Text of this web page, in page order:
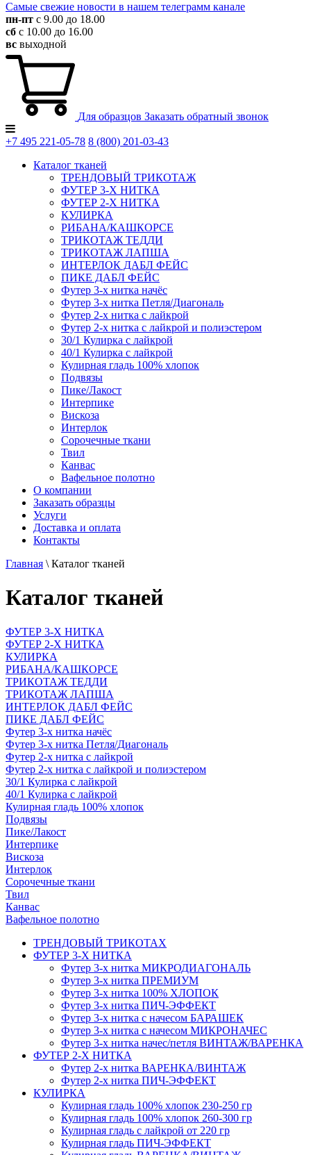
Самые свежие новости в нашем телеграмм канале
пн-пт с 9.00 до 18.00
сб с 10.00 до 16.00
вс выходной
Для образцов Заказать обратный звонок
+7 495 221-05-78 8 (800) 201-03-43
Каталог тканей
ТРЕНДОВЫЙ ТРИКОТАЖ
ФУТЕР 3-Х НИТКА
ФУТЕР 2-Х НИТКА
КУЛИРКА
РИБАНА/КАШКОРСЕ
ТРИКОТАЖ ТЕДДИ
ТРИКОТАЖ ЛАПША
ИНТЕРЛОК ДАБЛ ФЕЙС
ПИКЕ ДАБЛ ФЕЙС
Футер 3-х нитка начёс
Футер 3-х нитка Петля/Диагональ
Футер 2-х нитка с лайкрой
Футер 2-х нитка с лайкрой и полиэстером
30/1 Кулирка с лайкрой
40/1 Кулирка с лайкрой
Кулирная гладь 100% хлопок
Подвязы
Пике/Лакост
Интерпике
Вискоза
Интерлок
Сорочечные ткани
Твил
Канвас
Вафельное полотно
О компании
Заказать образцы
Услуги
Доставка и оплата
Контакты
Главная \ Каталог тканей
Каталог тканей
ФУТЕР 3-Х НИТКА
ФУТЕР 2-Х НИТКА
КУЛИРКА
РИБАНА/КАШКОРСЕ
ТРИКОТАЖ ТЕДДИ
ТРИКОТАЖ ЛАПША
ИНТЕРЛОК ДАБЛ ФЕЙС
ПИКЕ ДАБЛ ФЕЙС
Футер 3-х нитка начёс
Футер 3-х нитка Петля/Диагональ
Футер 2-х нитка с лайкрой
Футер 2-х нитка с лайкрой и полиэстером
30/1 Кулирка с лайкрой
40/1 Кулирка с лайкрой
Кулирная гладь 100% хлопок
Подвязы
Пике/Лакост
Интерпике
Вискоза
Интерлок
Сорочечные ткани
Твил
Канвас
Вафельное полотно
ТРЕНДОВЫЙ ТРИКОТАХ
ФУТЕР 3-Х НИТКА
Футер 3-х нитка МИКРОДИАГОНАЛЬ
Футер 3-х нитка ПРЕМИУМ
Футер 3-х нитка 100% ХЛОПОК
Футер 3-х нитка ПИЧ-ЭФФЕКТ
Футер 3-х нитка с начесом БАРАШЕК
Футер 3-х нитка с начесом МИКРОНАЧЕС
Футер 3-х нитка начес/петля ВИНТАЖ/ВАРЕНКА
ФУТЕР 2-Х НИТКА
Футер 2-х нитка ВАРЕНКА/ВИНТАЖ
Футер 2-х нитка ПИЧ-ЭФФЕКТ
КУЛИРКА
Кулирная гладь 100% хлопок 230-250 гр
Кулирная гладь 100% хлопок 260-300 гр
Кулирная гладь с лайкрой от 220 гр
Кулирная гладь ПИЧ-ЭФФЕКТ